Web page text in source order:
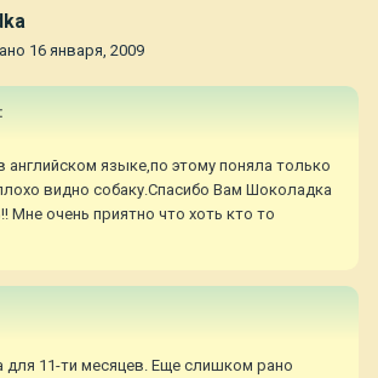
16 января, 2009
английском языке,по этому поняла только
видно собаку.Спасибо Вам Шоколадка
Мне очень приятно что хоть кто то
для 11-ти месяцев. Еще слишком рано